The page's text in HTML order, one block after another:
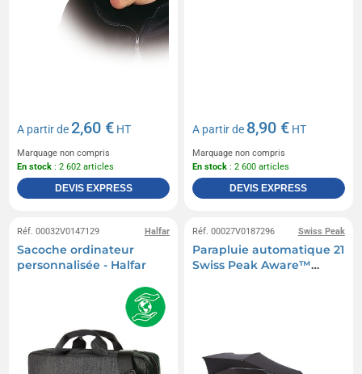
A partir de2,60 € HT
Marquage non compris
En stock : 2 602 articles
DEVIS EXPRESS
A partir de 8,90 € HT
Marquage non compris
En stock : 2 600 articles
DEVIS EXPRESS
Halfar
Réf. 00032V0147129
Sacoche ordinateur
personnalisée - Halfar
Swiss Peak
Réf. 00027V0187296
Parapluie automatique 21
Swiss Peak Aware™